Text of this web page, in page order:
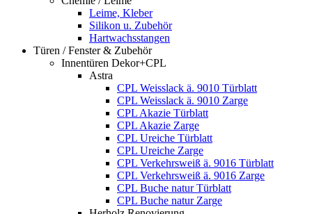
Leime, Kleber
Silikon u. Zubehör
Hartwachsstangen
Türen / Fenster & Zubehör
Innentüren Dekor+CPL
Astra
CPL Weisslack ä. 9010 Türblatt
CPL Weisslack ä. 9010 Zarge
CPL Akazie Türblatt
CPL Akazie Zarge
CPL Ureiche Türblatt
CPL Ureiche Zarge
CPL Verkehrsweiß ä. 9016 Türblatt
CPL Verkehrsweiß ä. 9016 Zarge
CPL Buche natur Türblatt
CPL Buche natur Zarge